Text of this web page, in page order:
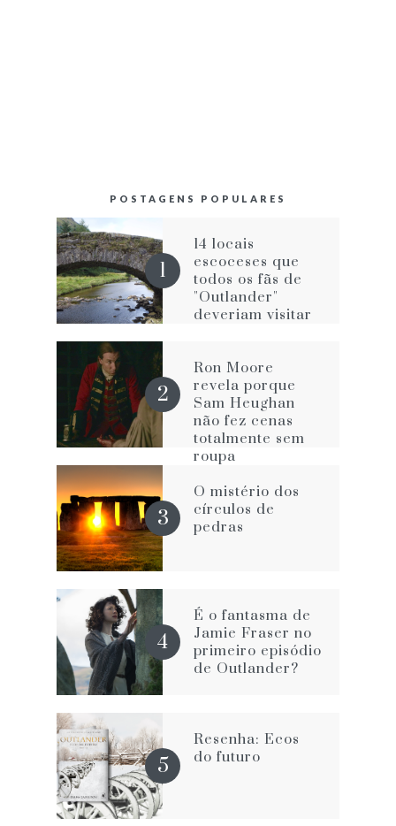
POSTAGENS POPULARES
14 locais
escoceses que
todos os fãs de
"Outlander"
deveriam visitar
Ron Moore
revela porque
Sam Heughan
não fez cenas
totalmente sem
roupa
O mistério dos
círculos de
pedras
É o fantasma de
Jamie Fraser no
primeiro episódio
de Outlander?
Resenha: Ecos
do futuro